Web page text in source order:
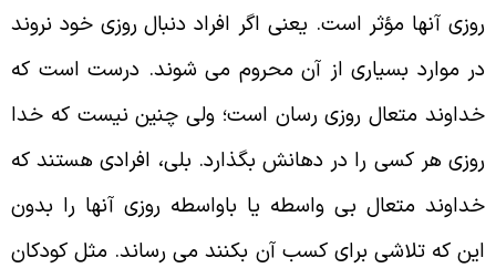
آنها مؤثر است. یعنی اگر افراد دنبال روزی خود نروند
موارد بسیاری از آن محروم می شوند. درست است که
متعال روزی رسان است؛ ولی چنین نیست که خدا
هر کسی را در دهانش بگذارد. بلی، افرادی هستند که
متعال بی واسطه یا باواسطه روزی آنها را بدون
که تلاشی برای کسب آن بکنند می رساند. مثل کودکان